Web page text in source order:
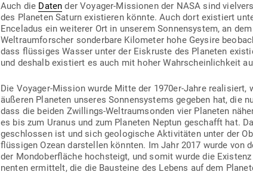
Auch die Daten der Voyager-Mis­sionen der NASA sind
des Pla­neten Saturn exis­tieren könnte. Auch dort exis­tiert
Ence­ladus ein wei­terer Ort in unserem Son­nen­system, an
Welt­raum­for­scher son­derbare Kilo­meter hohe Geysire
dass flüs­siges Wasser unter der Eis­kruste des Pla­neten
und deshalb exis­tiert es auch mit hoher Wahr­schein­lichkeit
Die Voyager-Mission wurde Mitte der 1970er-Jahre
äußeren Pla­neten unseres Son­nen­systems gegeben hat, die
dass die beiden Zwil­lings-Welt­raum­sonden vier Pla­neten
es bis zum Uranus und zum Pla­neten Neptun geschafft hat.
ge­schlossen ist und sich geo­lo­gische Akti­vi­täten unter der
flüs­sigen Ozean dar­stellen könnten. Im Jahr 2017 wurde von
der Mond­ober­fläche hoch­steigt, und somit wurde die
nenten ermittelt, die die Bau­steine des Lebens auf dem